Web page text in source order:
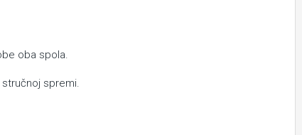
oba spola.
spremi.